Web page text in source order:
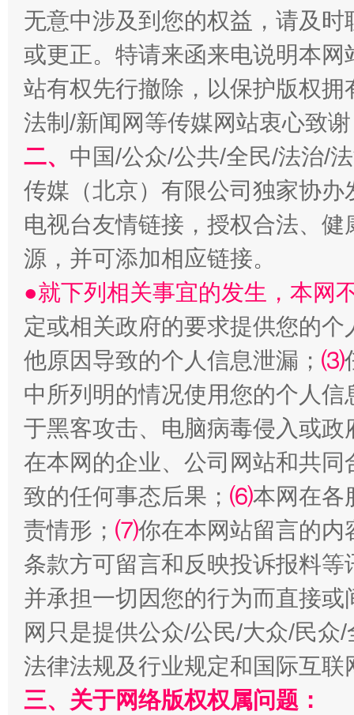
千年窑火 生生不息 一
揭开“小金库”的免责幌子
受贿1.44亿！段成刚被判无期 从幼
无意中涉及到您的权益，请及
或更正。特请来函来电说明本
站有权先行撤除，以保护版权
法制/新闻网等传媒网站衷心致
二、 中国/公众/公共/全民/法治/
传媒（北京）有限公司独家协
电视台友情链接，授权合法、
源，并可添加相应链接。
●就下列相关事宜的发生，本网
定或相关政府的要求提供您的个
他原因导致的个人信息泄漏； ⑶
中所列明的情况使用您的个人
于黑客攻击、电脑病毒侵入或
在本网的企业、公司网站和共
致的任何事态后果； ⑹本网在各
责情形； ⑺你在本网站留言的内
条款方可留言和反映投诉报料
并承担一切因您的行为而直接
网只是提供公众/公民/大众/民
法律法规及行业规定和国际互
三、关于网络版权权属问题：